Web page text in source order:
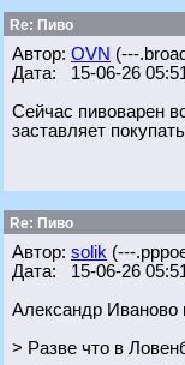
Re: Пиво
Автор: OVN (---
Дата: 15-06-26
Сейчас пивоварен
заставляет
Re: Пиво
Автор: solik (---
Дата: 15-06-26
Александр Иваново
> Разве что в